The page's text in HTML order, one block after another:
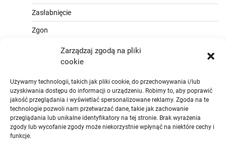
Zarządzaj zgodą na pliki
cookie
Używamy technologii, takich jak pliki cookie, do przechowywania i/lub
uzyskiwania dostępu do informacji o urządzeniu. Robimy to, aby poprawić
jakość przeglądania i wyświetlać spersonalizowane reklamy. Zgoda na te
technologie pozwoli nam przetwarzać dane, takie jak zachowanie
przeglądania lub unikalne identyfikatory na tej stronie. Brak wyrażenia
zgody lub wycofanie zgody może niekorzystnie wpłynąć na niektóre cechy i
funkcje.
Zasłabnięcie
Zgon